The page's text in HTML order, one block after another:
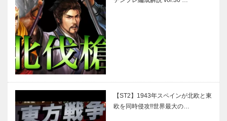
【ST2】1943年スペインが北欧と東
欧を同時侵攻‼︎世界最大の…